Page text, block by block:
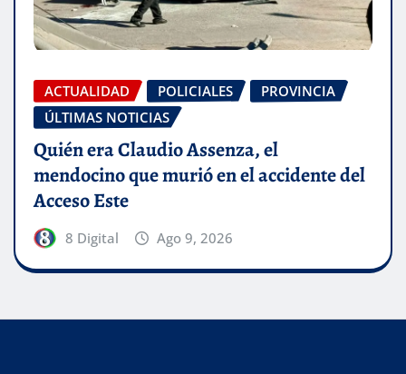
ACTUALIDAD POLICIALES
PROVINCIA
ÚLTIMAS NOTICIAS
Quién era Claudio Assenza, el
mendocino que murió en el accidente del
Acceso Este
8 Digital Ago 9, 2026